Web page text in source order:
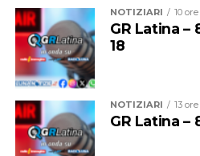
Il provvedimento disciplina
di bevande alcoliche e le
musicale e danzante, con
situazioni di criticità legate
all’utilizzo improprio delle
NOTIZIARI 10
GR Latina –
18
NOTIZIARI 13
GR Latina –